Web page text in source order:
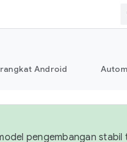
Android
pengembangan stabil